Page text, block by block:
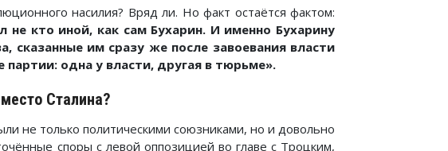
насилия? Вряд ли. Но факт остаётся фактом:
кто иной, как сам Бухарин. И именно Бухарину
сказанные им сразу же после завоевания власти
одна у власти, другая в тюрьме».
Сталина?
не только политическими союзниками, но и довольно
споры с левой оппозицией во главе с Троцким,